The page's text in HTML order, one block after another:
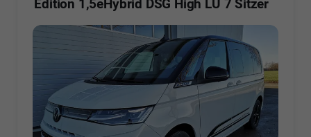
Edition 1,5eHybrid DSG High LÜ 7 Sitzer